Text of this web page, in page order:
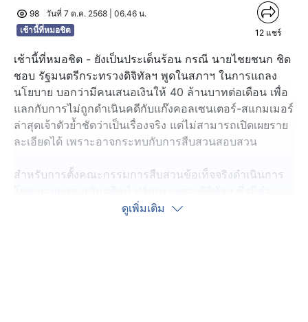
98
วันที่ 7 ต.ค. 2568 | 06.46 น.
เช้านี้ที่หมอชิต
12 แชร์
เช้านี้ที่หมอชิต - ยังเป็นประเด็นร้อน กรณี นายไชยชนก ชิด
ชอบ รัฐมนตรีกระทรวงดิจิทัลฯ พูดในสภาฯ ในการแถลง
นโยบาย บอกว่ามีคนเสนอเงินให้ 40 ล้านบาทต่อเดือน เพื่อ
แลกกับการไม่ถูกดำเนินคดีกับแก๊งคอลเซนเตอร์-สแกมเมอร์
ล่าสุดเจ้าตัวย้ำชัดว่าเป็นเรื่องจริง แต่ไม่สามารถเปิดเผยราย
ละเอียดได้ เพราะอาจกระทบกับการสืบสวนสอบสวน
สำหรับการตั้งคณะกรรมการสืบสวนข้อเท็จจริงดำเนินการ
ยืนยันว่าหากผลการตรวสอบออกมาแล้วเสร็จก็จะดำเนินคดี
ดูเพิ่มเติม